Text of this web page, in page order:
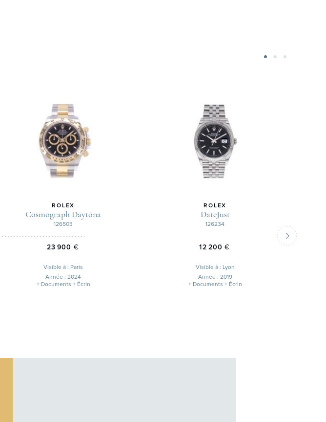
ROLEX
Cosmograph Daytona
126503
23 900 €
Visible à : Paris
Année : 2024
+ Documents + Écrin
ROLEX
DateJust
126234
12 200 €
Visible à : Lyon
Année : 2019
+ Documents + Écrin